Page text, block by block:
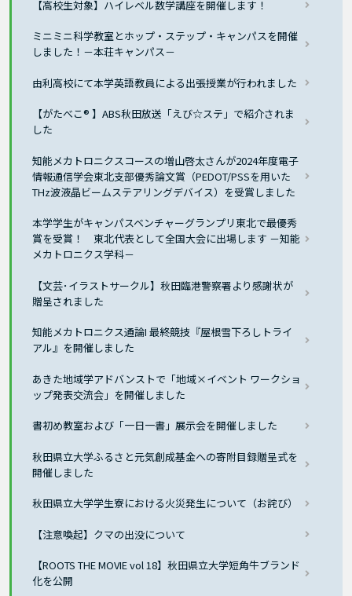
【高校生対象】ハイレベル数学講座を開催します！
ミニミニ科学教室とホップ・ステップ・キャンパスを開催
しました！－本荘キャンパス－
由利高校にて本学英語教員による出張授業が行われました
【がたべこ® 】ABS秋田放送「えび☆ステ」で紹介されま
した
知能メカトロニクスコースの増山啓太さんが2024年度電子
情報通信学会東北支部優秀論文賞（PEDOT/PSSを用いた
THz波液晶ビームステアリングデバイス）を受賞しました
本学学生がキャンパスベンチャーグランプリ東北で最優秀
賞を受賞！ 東北代表として全国大会に出場します －知能
メカトロニクス学科－
【文芸･イラストサークル】秋田臨港警察署より感謝状が
贈呈されました
知能メカトロニクス通論I 最終競技『屋根雪下ろしトライ
アル』を開催しました
あきた地域学アドバンストで「地域×イベント ワークショ
ップ発表交流会」を開催しました
書初め教室および「一日一書」展示会を開催しました
秋田県立大学ふるさと元気創成基金への寄附目録贈呈式を
開催しました
秋田県立大学学生寮における火災発生について（お詫び）
【注意喚起】クマの出没について
【ROOTS THE MOVIE vol 18】秋田県立大学短角牛ブランド
化を公開